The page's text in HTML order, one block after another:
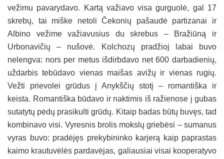
vežimu pavarydavo. Kartą važiavo visa gurguolė, gal 17
skrebų, tai miške netoli Čekonių pašaudė partizanai ir
Albino vežime važiavusius du skrebus – Bražiūną ir
Urbonavičių – nušovė. Kolchozų pradžioj labai buvo
nelengva: nors per metus išdirbdavo net 600 darbadienių,
uždarbis tebūdavo vienas maišas avižų ir vienas rugių.
Vežti prievolei grūdus į Anykščių stotį – romantiška ir
keista. Romantiška būdavo ir naktimis iš ražienose į gubas
sutatytų pėdų prasikulti grūdų. Kitaip badas būtų buvęs, tad
kombinavo visi. Vyresnis brolis mokslų griebėsi – sumanus
vyras buvo: pradėjęs prekybininko karjerą kaip paprastas
kaimo krautuvėlės pardavėjas, galiausiai visai kooperatyvo